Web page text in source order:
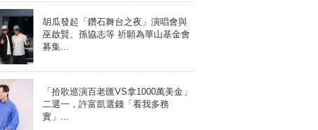
胡瓜發起「鑽石舞台之夜」演唱會與
巫啟賢、孫協志等 祈願為華山基金會
募集...
「拾歌巡演百老匯VS拿1000萬美金」
二選一，許富凱選錢「看我多務
實」...